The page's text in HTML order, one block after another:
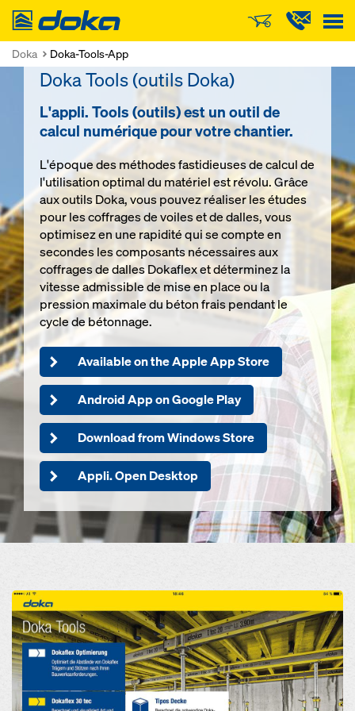
Doka
Doka Doka-Tools-App
Doka Tools (outils Doka)
L'appli. Tools (outils) est un outil de
calcul numérique pour votre chantier.
L'époque des méthodes fastidieuses de calcul de
l'utilisation optimal du matériel est révolu. Grâce
aux outils Doka, vous pouvez réaliser les études
pour les coffrages de voiles et de dalles, vous
optimisez en une rapidité qui se compte en
secondes les composants nécessaires aux
coffrages de dalles Dokaflex et déterminez la
vitesse admissible de mise en place ou la
pression maximale du béton frais pendant le
cycle de bétonnage.
Available on the Apple App Store
Android App on Google Play
Download from Windows Store
Appli. Open Desktop
Open